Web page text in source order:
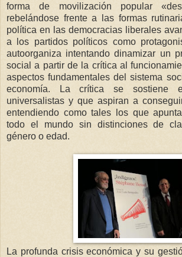
forma de movilización popular
rebelándose frente a las formas
política en las democracias liberales
a los partidos políticos como
autoorganiza intentando dinamizar un
social a partir de la crítica al
aspectos fundamentales del sistema
economía. La crítica se sostiene
universalistas y que aspiran a
entendiendo como tales los que
todo el mundo sin distinciones de
género o edad.
La profunda crisis económica y su